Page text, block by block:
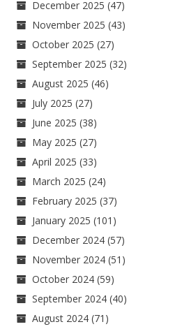
December 2025 (47)
November 2025 (43)
October 2025 (27)
September 2025 (32)
August 2025 (46)
July 2025 (27)
June 2025 (38)
May 2025 (27)
April 2025 (33)
March 2025 (24)
February 2025 (37)
January 2025 (101)
December 2024 (57)
November 2024 (51)
October 2024 (59)
September 2024 (40)
August 2024 (71)